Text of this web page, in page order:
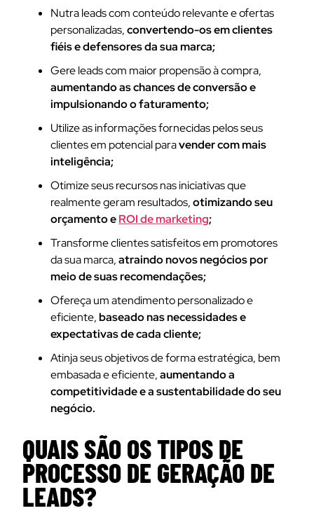
Nutra leads com conteúdo relevante e ofertas
personalizadas,convertendo-os em clientes
fiéis e defensores da sua marca;
Gere leads com maior propensão à compra,
aumentando as chances de conversão e
impulsionando o faturamento;
Utilize as informações fornecidas pelos seus
clientes em potencial paravender com mais
inteligência;
Otimize seus recursos nas iniciativas que
realmente geram resultados,otimizando seu
orçamento eROI de marketing;
Transforme clientes satisfeitos em promotores
da sua marca,atraindo novos negócios por
meio de suas recomendações;
Ofereça um atendimento personalizado e
eficiente,baseado nas necessidades e
expectativas de cada cliente;
Atinja seus objetivos de forma estratégica, bem
embasada e eficiente,aumentando a
competitividade e a sustentabilidade do seu
negócio.
QUAIS SÃO OS TIPOS DE
PROCESSO DE GERAÇÃO DE
LEADS?